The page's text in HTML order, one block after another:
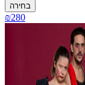
בחירה
₪280